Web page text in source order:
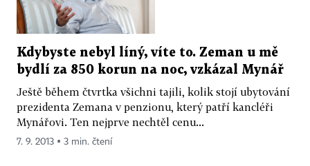
Kdybyste nebyl líný, víte to. Zeman u mě
bydlí za 850 korun na noc, vzkázal Mynář
Ještě během čtvrtka všichni tajili, kolik stojí ubytování
prezidenta Zemana v penzionu, který patří kancléři
Mynářovi. Ten nejprve nechtěl cenu...
7. 9. 2013 ▪ 3 min. čtení